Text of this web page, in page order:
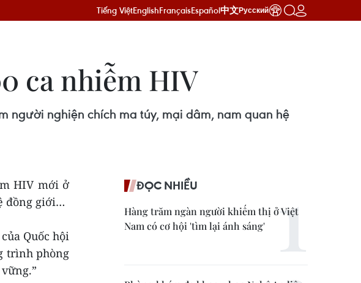
Tiếng ViệtEnglishFrançaisEspañol中文Русский
ca nhiễm HIV
người nghiện chích ma túy, mại dâm, nam quan hệ
HIV mới ở
đồng giới…
Quốc hội
trình phòng
ĐỌC NHIỀU
Hàng trăm ngàn người khiếm thị ở Việt
Nam có cơ hội 'tìm lại ánh sáng'